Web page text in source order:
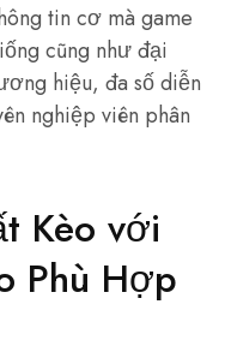
tin cơ mà game
cũng như đại
hiệu, đa số diễn
nghiệp viên phân
Kèo với
Phù Hợp